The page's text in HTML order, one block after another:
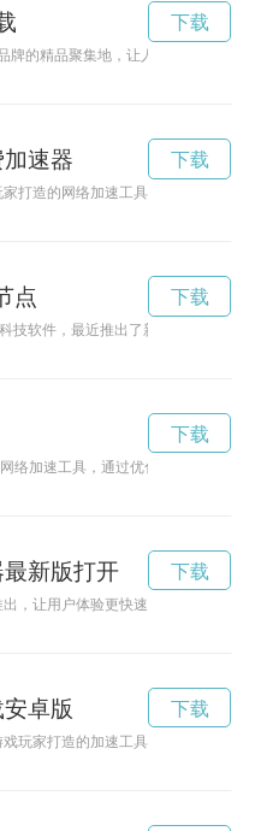
牌的精品聚集地，让人们尽情探寻潮
下载
速器
打造的网络加速工具，可以有效提
下载
点
技软件，最近推出了新的节点，为用
下载
络加速工具，通过优化网络环境和
下载
新版打开
，让用户体验更快速的下载速度，提
下载
卓版
玩家打造的加速工具，能够提升网
下载